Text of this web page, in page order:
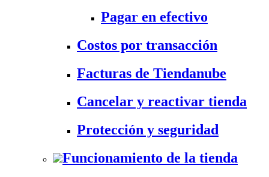
Pagar en efectivo
Costos por transacción
Facturas de Tiendanube
Cancelar y reactivar tienda
Protección y seguridad
Funcionamiento de la tienda